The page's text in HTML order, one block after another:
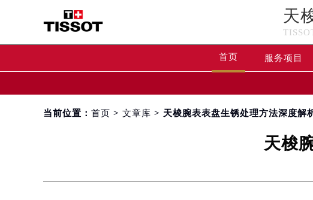
天
首页 服务项目
当前位置： 首页 > 文章库 > 天梭腕表表盘生锈处理方法深度解
天梭